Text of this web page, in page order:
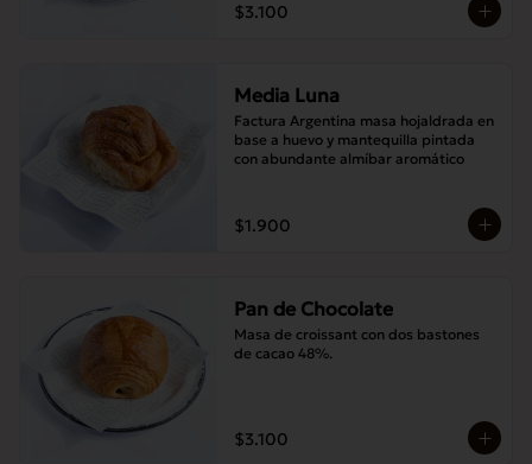
$3.100
Media Luna
Factura Argentina masa hojaldrada en
base a huevo y mantequilla pintada
con abundante almíbar aromático
$1.900
Pan de Chocolate
Masa de croissant con dos bastones
de cacao 48%.
$3.100